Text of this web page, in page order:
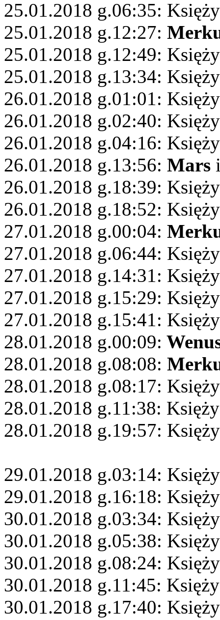
25.01.2018 g.06:35:
25.01.2018 g.12:27:
25.01.2018 g.12:49:
25.01.2018 g.13:34:
26.01.2018 g.01:01:
26.01.2018 g.02:40:
26.01.2018 g.04:16:
26.01.2018 g.13:56: Mars
26.01.2018 g.18:39:
26.01.2018 g.18:52:
27.01.2018 g.00:04:
27.01.2018 g.06:44:
27.01.2018 g.14:31:
27.01.2018 g.15:29:
27.01.2018 g.15:41:
28.01.2018 g.00:09:
28.01.2018 g.08:08:
28.01.2018 g.08:17:
28.01.2018 g.11:38:
28.01.2018 g.19:57:
29.01.2018 g.03:14:
29.01.2018 g.16:18:
30.01.2018 g.03:34:
30.01.2018 g.05:38:
30.01.2018 g.08:24:
30.01.2018 g.11:45:
30.01.2018 g.17:40: